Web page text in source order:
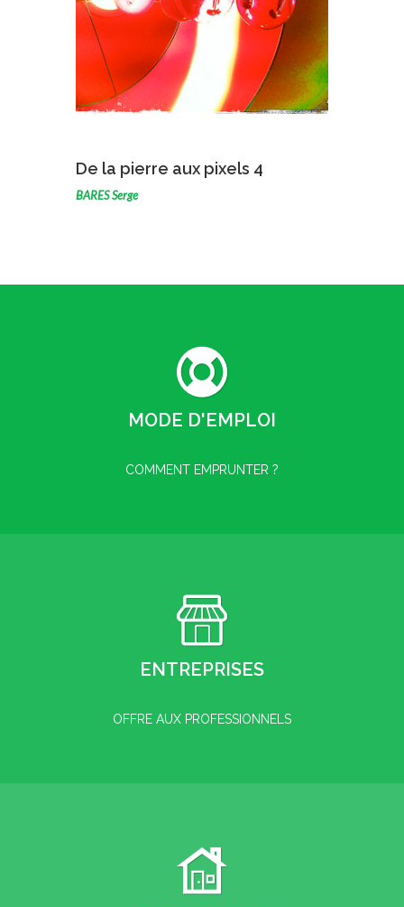
VOIR L'ŒUVRE
De la pierre aux pixels 4
BARES Serge
MODE D'EMPLOI
COMMENT EMPRUNTER ?
ENTREPRISES
OFFRE AUX PROFESSIONNELS